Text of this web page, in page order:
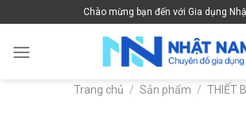
to
content
Chào mừng bạn đến với Gia dụng
Trang chủ / Sản phẩm / THIẾT